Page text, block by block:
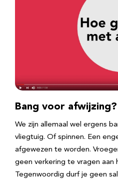
Bang voor
We zijn allemaal wel ergens
vliegtuig. Of spinnen. Een
afgewezen te worden.
geen verkering te vragen aan
Tegenwoordig durf je geen